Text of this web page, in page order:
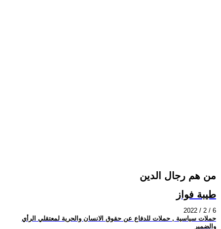
من هم رجال الدين
طيبة فواز
2022 / 2 / 6
حملات سياسية , حملات للدفاع عن حقوق الانسان والحرية لمعتقلي الرأي
والضمير